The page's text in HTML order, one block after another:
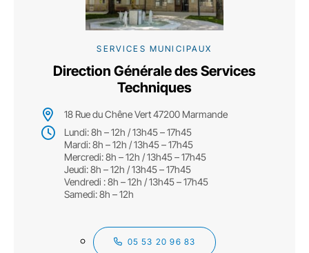
SERVICES MUNICIPAUX
Direction Générale des Services
Techniques
18 Rue du Chêne Vert 47200 Marmande
Lundi: 8h – 12h / 13h45 – 17h45
Mardi: 8h – 12h / 13h45 – 17h45
Mercredi: 8h – 12h / 13h45 – 17h45
Jeudi: 8h – 12h / 13h45 – 17h45
Vendredi : 8h – 12h / 13h45 – 17h45
Samedi: 8h – 12h
05 53 20 96 83